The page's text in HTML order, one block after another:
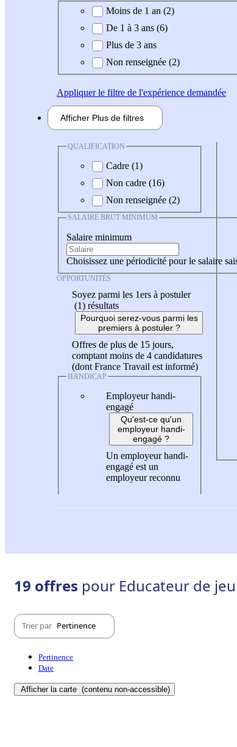
Expérience demandée
Moins de 1 an (2)
De 1 à 3 ans (6)
Plus de 3 ans
Non renseignée (2)
Appliquerle filtre de l'expérience demandée
Afficher Plus de filtres
QUALIFICATION
Cadre (1)
Non cadre (16)
Non renseignée (2)
SALAIRE BRUT MINIMUM
Salaire minimum
Choisissez une périodicité pour le salaire
OPPORTUNITÉS
Soyez parmi les 1ers à postuler
(1) résultats
Pourquoi serez-vous parmi les
premiers à postuler ?
Offres de plus de 15 jours,
comptant moins de 4 candidatures
(dont France Travail est informé)
HANDICAP
Employeur handi-
engagé
Qu'est-ce qu'un
employeur handi-
engagé ?
Un employeur handi-
engagé est un
employeur reconnu
19 offres pour Educateur de
Trier par Pertinence
Pertinence
Date
Afficher la carte (contenu non-accessible)